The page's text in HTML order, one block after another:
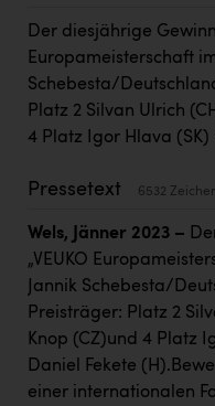
INTERSPAR
INTERSPORT Austria
Jesolo
Jane Goodall Institute
Kärcher
Karin Liedl
KEBA
KIWI Kinderwunsch
KLIPP Frisör
Kleider Bauer
Der diesjährige
Europameisterschaft
Schebesta/
Platz 2 Silvan Ulrich
4 Platz Igor Hlava
Pressetext 6532
Wels, Jänner 2023 –
„VEUKO
Jannik Schebesta/
Preisträger: Platz 2
Knop (CZ)und 4 Platz
Daniel Fekete
einer internationalen